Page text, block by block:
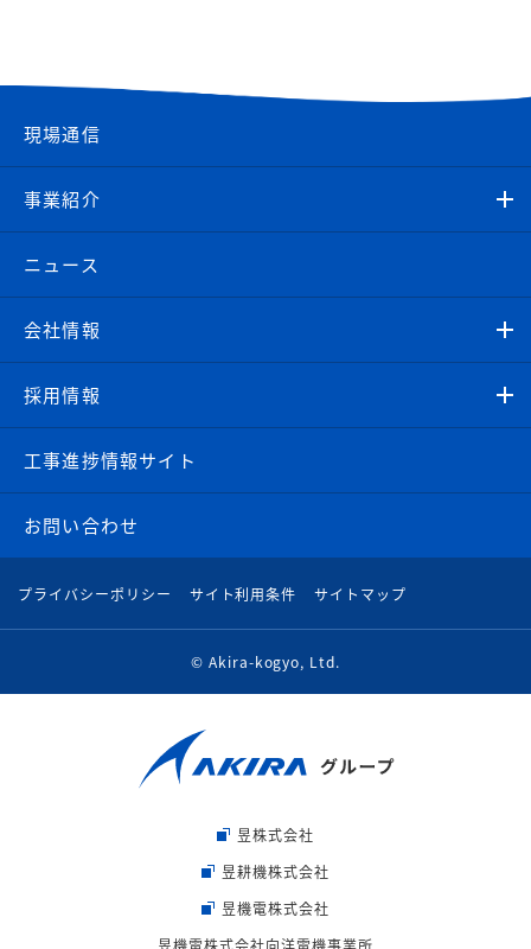
現場通信
事業紹介
ニュース
会社情報
採用情報
工事進捗情報サイト
お問い合わせ
プライバシーポリシー サイト利用条件 サイトマップ
© Akira-kogyo, Ltd.
昱株式会社
昱耕機株式会社
昱機電株式会社